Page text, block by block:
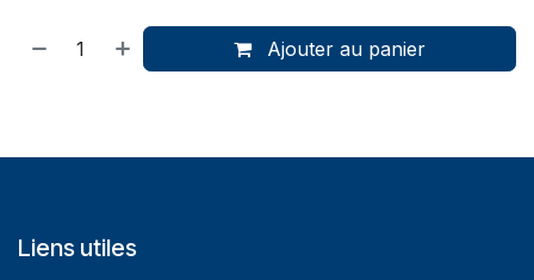
Ajouter au panier
Liens utiles